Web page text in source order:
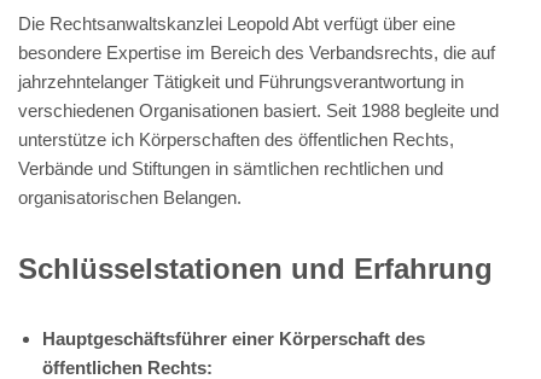
Die Rechtsanwaltskanzlei Leopold Abt verfügt über eine
besondere Expertise im Bereich des Verbandsrechts, die auf
jahrzehntelanger Tätigkeit und Führungsverantwortung in
verschiedenen Organisationen basiert. Seit 1988 begleite und
unterstütze ich Körperschaften des öffentlichen Rechts,
Verbände und Stiftungen in sämtlichen rechtlichen und
organisatorischen Belangen.
Schlüsselstationen und Erfahrung
Hauptgeschäftsführer einer Körperschaft des
öffentlichen Rechts: